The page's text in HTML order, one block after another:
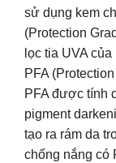
sử dụng kem
(Protection
lọc tia UVA
PFA
PFA được tính
pigment
tạo ra rám da
chống nắng có